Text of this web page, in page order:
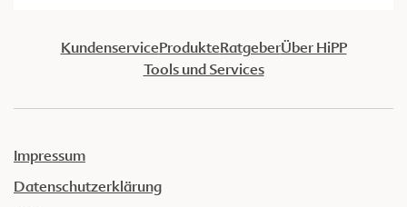
KundenserviceProdukteRatgeberÜber HiPP
Tools und Services
Impressum
Datenschutzerklärung